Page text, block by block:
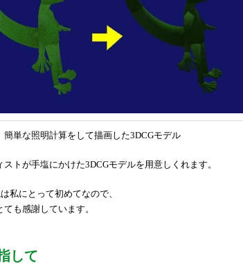
単な照明計算をして描画した3DCGモデル
トが手塩にかけた3DCGモデルを用意しくれます。
私にとって初めてなので、
も感謝しています。
して